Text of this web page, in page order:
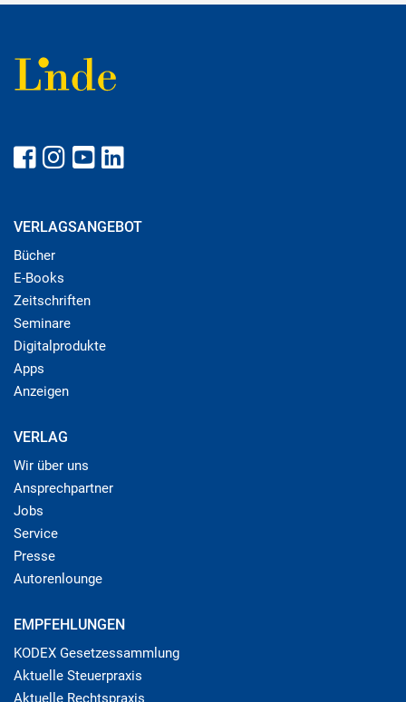
VERLAGSANGEBOT
Bücher
E-Books
Zeitschriften
Seminare
Digitalprodukte
Apps
Anzeigen
VERLAG
Wir über uns
Ansprechpartner
Jobs
Service
Presse
Autorenlounge
EMPFEHLUNGEN
KODEX Gesetzessammlung
Aktuelle Steuerpraxis
Aktuelle Rechtspraxis